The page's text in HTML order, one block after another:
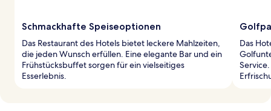
Schmackhafte Speiseoptionen
Das Restaurant des Hotels bietet leckere Mahlzeiten,
die jeden Wunsch erfüllen. Eine elegante Bar und ein
Frühstücksbuffet sorgen für ein vielseitiges
Esserlebnis.
Das